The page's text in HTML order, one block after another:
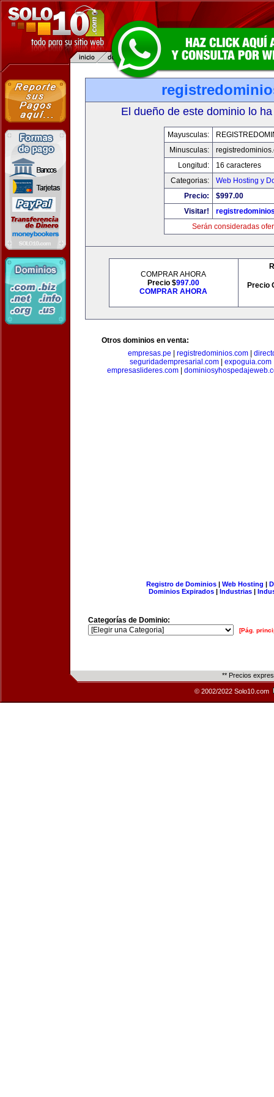
El dueño de este dominio lo
Mayusculas:
Minusculas:
Longitud:
16 caracteres
Categorias:
Web Hosting y
Precio:
$997.00
Visitar!
Serán consideradas
COMPRAR AHORA
Precio $997.00
COMPRAR AHORA
Precio
Otros dominios en venta:
empresas.pe
registredominios.com
seguridadempresarial.com
expoguia.com
empresaslideres.com|
Registro de Dominios| Web Hosting |
Dominios Expirados | Industrias |
Categorías de Dominio:
[Pág.
** Precios
© 2002/2022 Solo10.com